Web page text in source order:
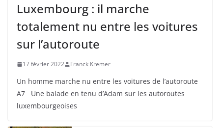
Luxembourg : il marche
totalement nu entre les voitures
sur l’autoroute
17 février 2022 Franck Kremer
Un homme marche nu entre les voitures de l’autoroute
A7 Une balade en tenu d’Adam sur les autoroutes
luxembourgeoises